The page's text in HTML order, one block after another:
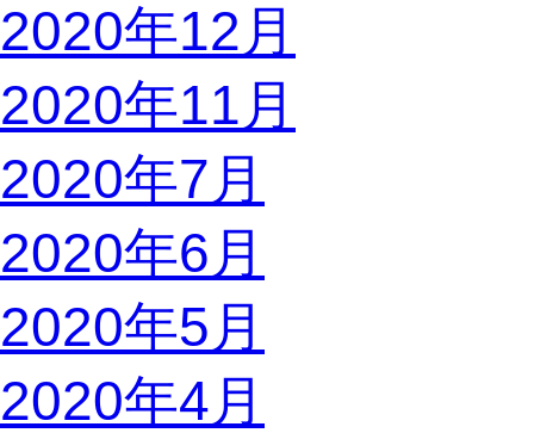
2020年12月
2020年11月
2020年7月
2020年6月
2020年5月
2020年4月